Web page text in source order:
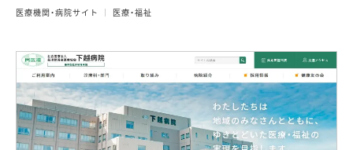
医療機関・病院サイト 医療・福祉